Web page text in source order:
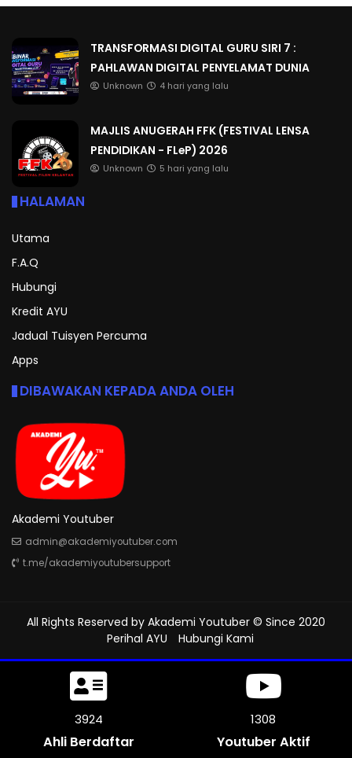
TRANSFORMASI DIGITAL GURU SIRI 7 :
PAHLAWAN DIGITAL PENYELAMAT DUNIA
Unknown 4 hari yang lalu
MAJLIS ANUGERAH FFK (FESTIVAL LENSA
PENDIDIKAN - FLeP) 2026
Unknown 5 hari yang lalu
HALAMAN
Utama
F.A.Q
Hubungi
Kredit AYU
Jadual Tuisyen Percuma
Apps
DIBAWAKAN KEPADA ANDA OLEH
Akademi Youtuber
admin@akademiyoutuber.com
t.me/akademiyoutubersupport
All Rights Reserved by Akademi Youtuber © Since 2020
Perihal AYU
Hubungi Kami
4467
Ahli Berdaftar
1312
Youtuber Aktif